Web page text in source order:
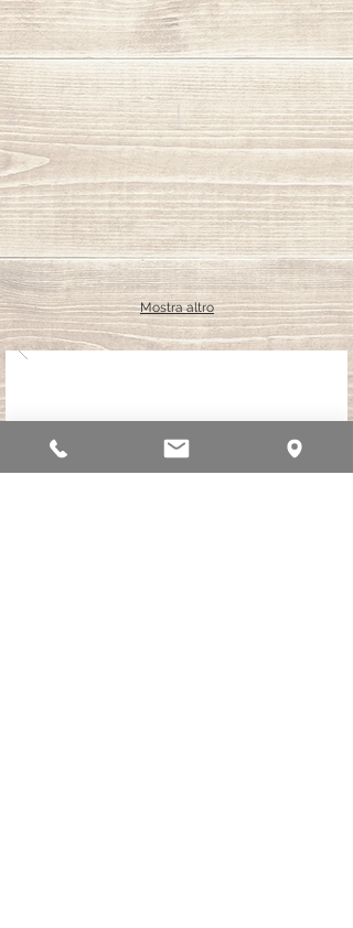
DeckenkonstruktionenHolzböden
Mostra altro